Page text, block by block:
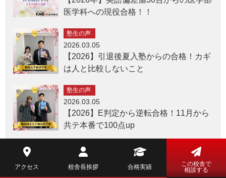
医学科への現役合格！！
塾生の声
2026.03.05
【2026】引退後夏入塾からの合格！カギ
は人と比較しないこと
塾生の声
2026.03.05
【2026】E判定から逆転合格！11月から
共テ本番で100点up
中学生・小学生
アクセス 校舎長挨拶 合格実績
この校舎で
相談する